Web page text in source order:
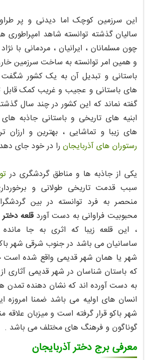
این سرزمین کوچک اما دیدنی و پر
سالیان گذشته توانسته شاهد
چون مسلمانان ، ایرانیان ، مردمانی با
و همین امر توانسته به ساخت سرزمین
باستانی و تبدیل آن به یک کشور شگفت
های باستانی و عجیب و غریب کمک قابل
گفته نماند که این کشور در چند سال
ابنیه های تاریخی و باستانی جاذبه
های زیبا و تماشایی ، بهترین و ارزان
رستوران های آذربایجان را در خود جای
یکی از جاذبه ها و مناطق گردشگری در
سبب قدمت تاریخی طولانی و
منحصر به فرد توانسته در بین
محبوبیت فراوانی به دست آوردقلعه
، این قلعه زیبا که اثری به جا
ساسانیان می باشد در جنوب شرقی شهر
شهر یا همان شهر قدیمی واقع شده است
که باستان شناسان در شهر قدیمی آثاری
به دست آورده اند که نشان دهنده
انسان های اولیه می باشد ضمنا امروزه
شهر باکو قرار گرفته است و میزبان
گوناگون و فرهنگ های مختلف می باشد .
معرفی برج دختر آذربایجان